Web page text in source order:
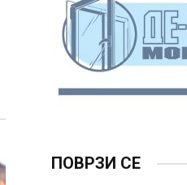
ПОВРЗИ СЕ